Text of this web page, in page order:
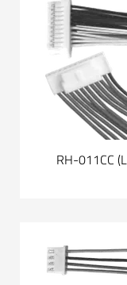
RH-011CC